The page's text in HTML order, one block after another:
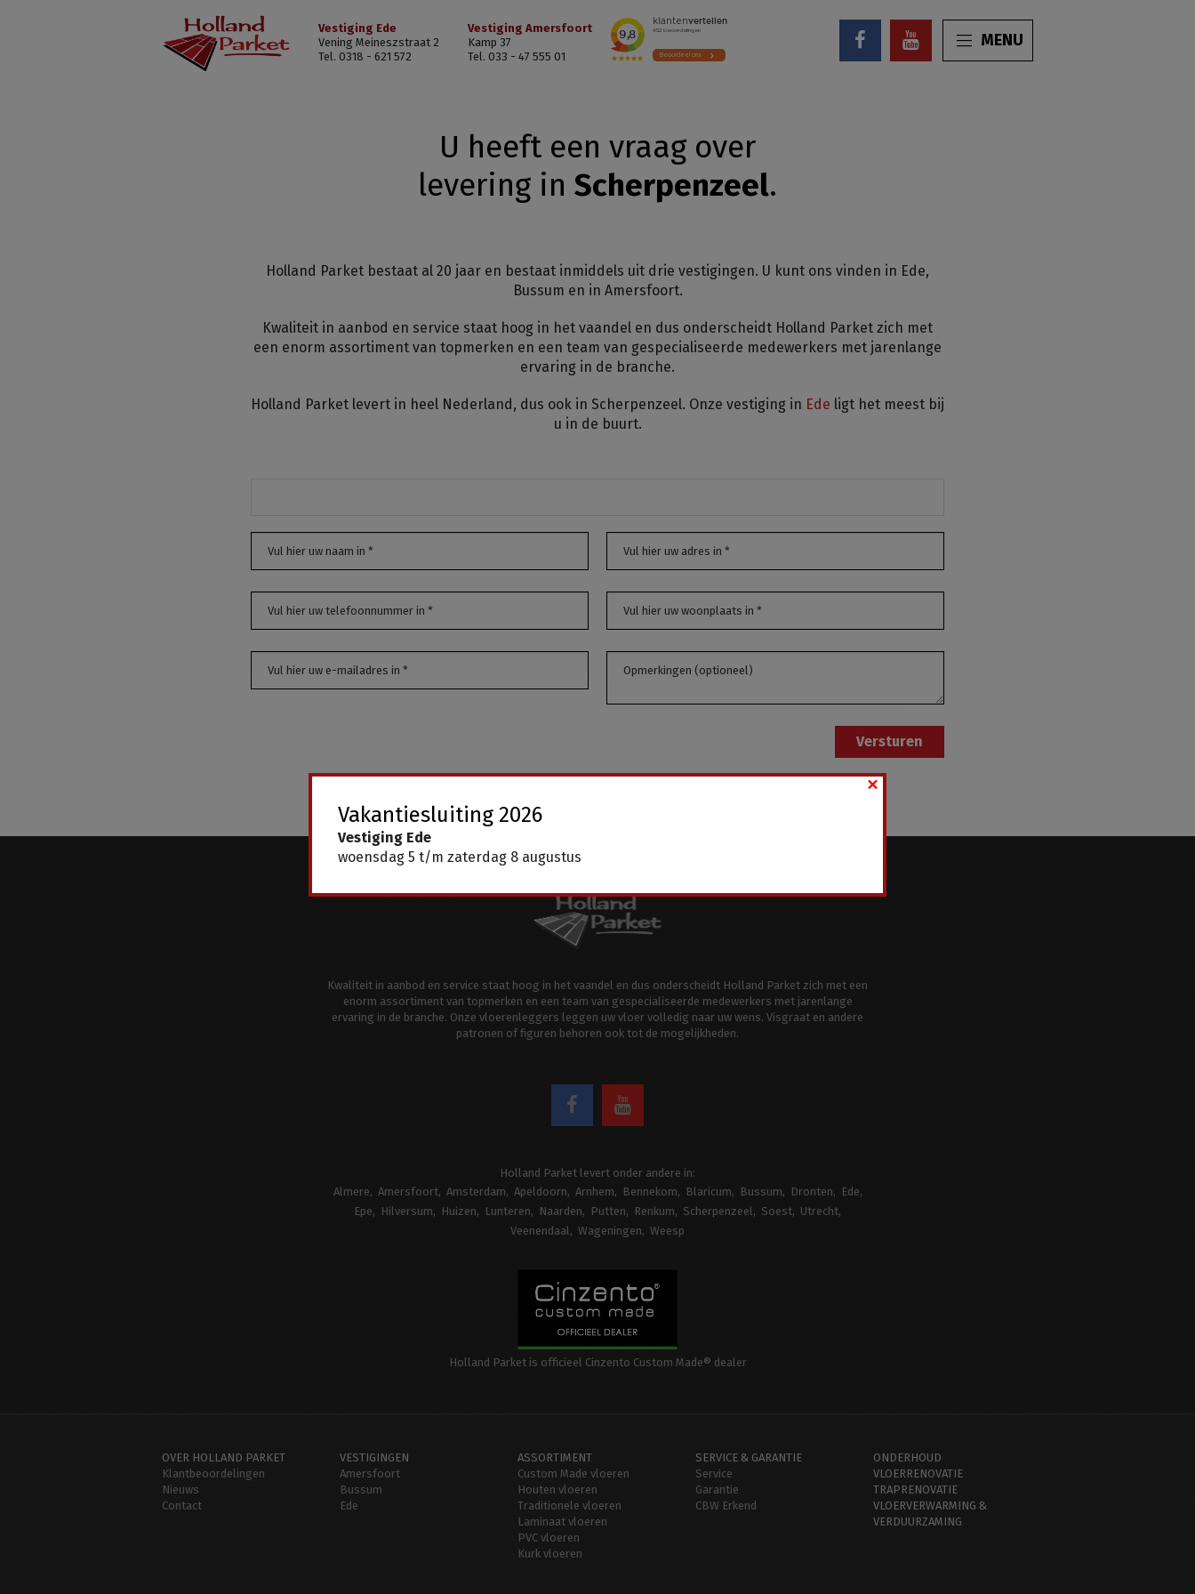
Vestiging Ede
Vening Meineszstraat 2
Tel. 0318 - 621 572
Vestiging Amersfoort
Kamp 37
Tel. 033 - 47 555 01
MENU
U heeft een vraag over
levering in Scherpenzeel.
Holland Parket bestaat al 20 jaar en bestaat inmiddels uit drie vestigingen. U kunt ons vinden in Ede,
Bussum en in Amersfoort.
Kwaliteit in aanbod en service staat hoog in het vaandel en dus onderscheidt Holland Parket zich met
een enorm assortiment van topmerken en een team van gespecialiseerde medewerkers met jarenlange
ervaring in de branche.
Holland Parket levert in heel Nederland, dus ook in Scherpenzeel. Onze vestiging in Ede ligt het meest bij
u in de buurt.
Versturen
Kwaliteit in aanbod en service staat hoog in het vaandel en dus onderscheidt Holland Parket zich met een
enorm assortiment van topmerken en een team van gespecialiseerde medewerkers met jarenlange
ervaring in de branche. Onze vloerenleggers leggen uw vloer volledig naar uw wens. Visgraat en andere
patronen of figuren behoren ook tot de mogelijkheden.
Holland Parket levert onder andere in:
Almere
Amersfoort Amsterdam Apeldoorn Arnhem Bennekom Blaricum Bussum Dronten
Ede
Epe
Hilversum Huizen Lunteren Naarden Putten Renkum Scherpenzeel Soest
Utrecht
Veenendaal
Wageningen Weesp
Holland Parket is officieel Cinzento Custom Made® dealer
OVER HOLLAND PARKET
Klantbeoordelingen
Nieuws
Contact
VESTIGINGEN
Amersfoort
Bussum
Ede
ASSORTIMENT
Custom Made vloeren
Houten vloeren
Traditionele vloeren
Laminaat vloeren
PVC vloeren
Kurk vloeren
SERVICE & GARANTIE
Service
Garantie
CBW Erkend
ONDERHOUD
VLOERRENOVATIE
TRAPRENOVATIE
VLOERVERWARMING &
VERDUURZAMING
Vakantiesluiting 2026
Vestiging Ede
woensdag 5 t/m zaterdag 8 augustus
×